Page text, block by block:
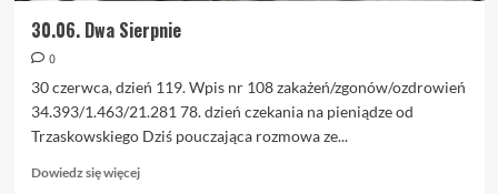
30.06. Dwa Sierpnie
0
30 czerwca, dzień 119. Wpis nr 108 zakażeń/zgonów/ozdrowień
34.393/1.463/21.281 78. dzień czekania na pieniądze od
Trzaskowskiego Dziś pouczająca rozmowa ze...
Dowiedz się więcejDowiedz